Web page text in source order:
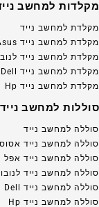
מקלדות למחשב
מקלדת למחשב נייד
מקלדת למחשב נייד Asus
מקלדת למחשב נייד
מקלדת למחשב נייד Dell
מקלדת למחשב נייד Hp
סוללות למחשב נייד
סוללה למחשב נייד
סוללה למחשב נייד אסוס
סוללה למחשב נייד אפל
סוללה למחשב נייד לנובו
סוללה למחשב נייד Dell
סוללה למחשב נייד Hp